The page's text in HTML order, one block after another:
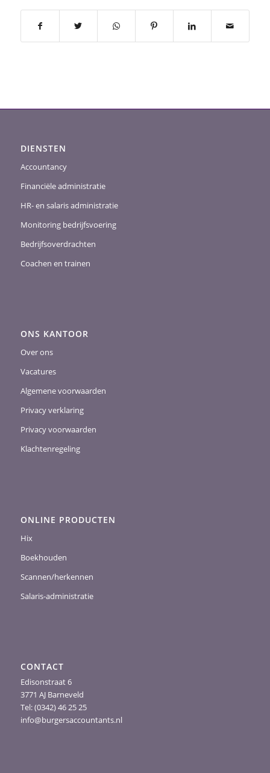
DIENSTEN
Accountancy
Financiële administratie
HR- en salaris administratie
Monitoring bedrijfsvoering
Bedrijfsoverdrachten
Coachen en trainen
ONS KANTOOR
Over ons
Vacatures
Algemene voorwaarden
Privacy verklaring
Privacy voorwaarden
Klachtenregeling
ONLINE PRODUCTEN
Hix
Boekhouden
Scannen/herkennen
Salaris-administratie
CONTACT
Edisonstraat 6
3771 AJ Barneveld
Tel: (0342) 46 25 25
info@burgersaccountants.nl